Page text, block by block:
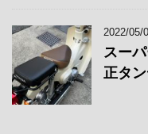
2022/05/
スー
正タ